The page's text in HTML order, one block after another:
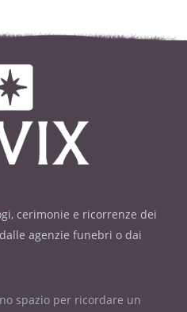
cerimonie e ricorrenze dei
agenzie funebri o dai
spazio per ricordare un